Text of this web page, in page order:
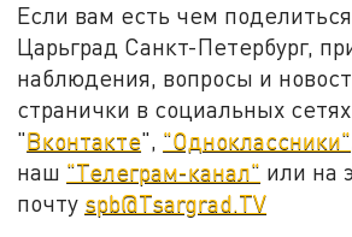
Если вам есть чем
Царьград Санкт-Петербург,
наблюдения, вопросы и
странички в социальных сетях
"Вконтакте", "Одноклассники"
наш "Телеграм-канал" или на
почту spb@Tsargrad.TV